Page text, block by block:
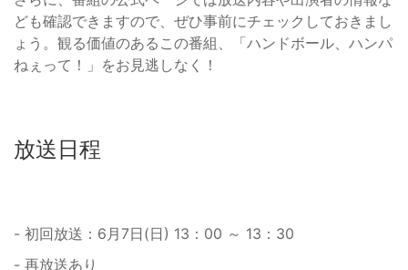
ども確認できますので、ぜひ事前にチェックしておきまし
ょう。観る価値のあるこの番組、「ハンドボール、ハンパ
ねぇって！」をお見逃しなく！
放送日程
- 初回放送：6月7日(日) 13：00 ～ 13：30
- 再放送あり